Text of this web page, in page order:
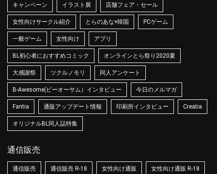
キャンペーン イラスト展 店舗フェア・セール
女性向けサークル紹介 とらのあな×韓国 PCゲーム
一般ゲーム 女性向け アプリ
BL初心者におすすめコミック オンラインとら祭り2020夏
大感謝祭 ツクルノモリ 同人アンケート
B-Awesome(ビーオーサム）インタビュー 今日のメルマガ
Fantia 通販アップデート情報 印刷所インタビュー Creatia
オリジナルBL同人誌特集
通信販売
通信販売 通信販売 R-18 女性向け通販 女性向け通販 R-18